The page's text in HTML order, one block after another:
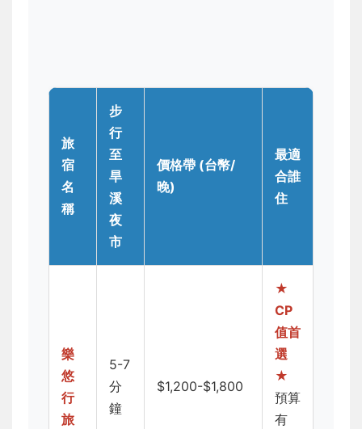
旅
宿
名
稱
步
行
至
旱
溪
夜
市
價格帶 (台幣/
晚)
最適
合誰
住
樂
悠
行
旅
5-7
分
鐘
$1,200-$1,800
★
CP
值首
選
★
預算
有